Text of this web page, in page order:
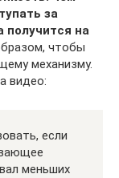
за
получится на
чтобы
механизму.
видео:
если
меньших